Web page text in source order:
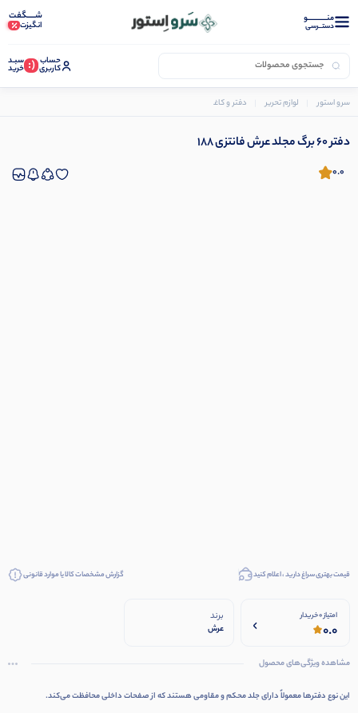
منــــــــــــو
دستــرسی
شـــــگفت
انگیزت
حساب
کاربری (: سبـد
خرید
سرو استور لوازم تحریر دفتر و کاغذ
دفتر 60 برگ مجلد عرش فانتزی 188
0.0
قیمت بهتری سراغ دارید ، اعلام کنید گزارش مشخصات کالا یا موارد قانونی
امتیاز 0 خریدار
0.0
برند
عرش
مشاهده ویژگی‌های محصول
این نوع دفترها معمولاً دارای جلد محکم و مقاومی هستند که از صفحات داخلی محافظت می‌کند.